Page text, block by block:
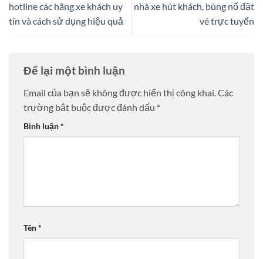
hotline các hãng xe khách uy
tín và cách sử dụng hiệu quả
nhà xe hút khách, bùng nổ đặt
vé trực tuyến
Để lại một bình luận
Email của bạn sẽ không được hiển thị công khai.Các
trường bắt buộc được đánh dấu *
Bình luận*
Tên*